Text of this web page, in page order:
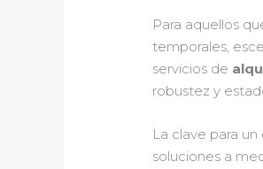
Para aquellos
temporales,
servicios de
robustez y
La clave para
soluciones a